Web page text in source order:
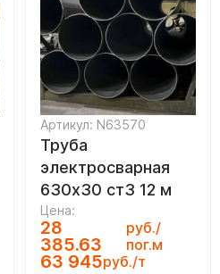
Артикул: N63570
Труба
электросварная
630х30 ст3 12 м
Цена:
28
385.63
руб./
пог.м
63 945руб./т